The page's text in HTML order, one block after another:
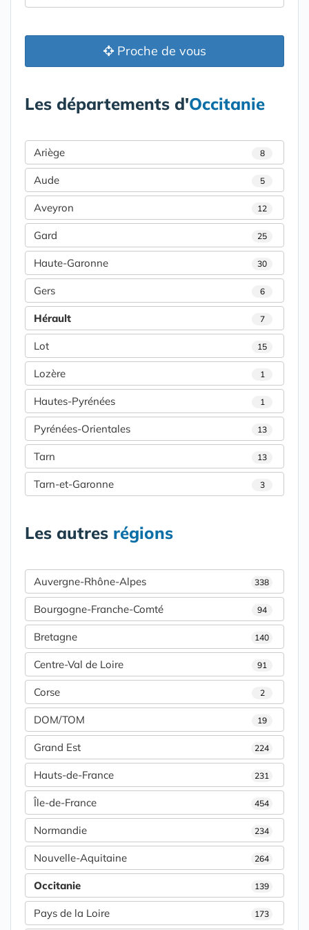
Proche de vous
Les départements d'Occitanie
Ariège 8
Aude 5
Aveyron 12
Gard 25
Haute-Garonne 30
Gers 6
Hérault 7
Lot 15
Lozère 1
Hautes-Pyrénées 1
Pyrénées-Orientales 13
Tarn 13
Tarn-et-Garonne 3
Les autres régions
Auvergne-Rhône-Alpes 338
Bourgogne-Franche-Comté 94
Bretagne 140
Centre-Val de Loire 91
Corse 2
DOM/TOM 19
Grand Est 224
Hauts-de-France 231
Île-de-France 454
Normandie 234
Nouvelle-Aquitaine 264
Occitanie 139
Pays de la Loire 173